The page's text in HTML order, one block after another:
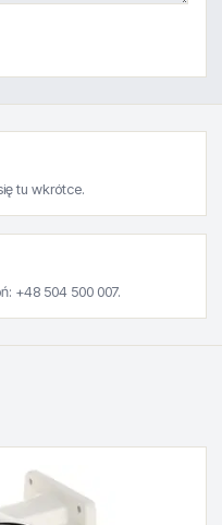
tu wkrótce.
+48 504 500 007.